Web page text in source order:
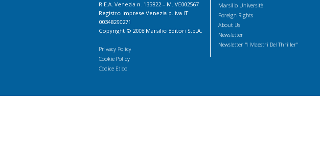
R.E.A. Venezia n. 135822 – M. VE002567
Registro Imprese Venezia p. iva IT
00348290271
Copyright © 2008 Marsilio Editori S.p.A.
Privacy Policy
Cookie Policy
Codice Etico
Marsilio Università
Foreign Rights
About Us
Newsletter
Newsletter "I Maestri Del Thriller"